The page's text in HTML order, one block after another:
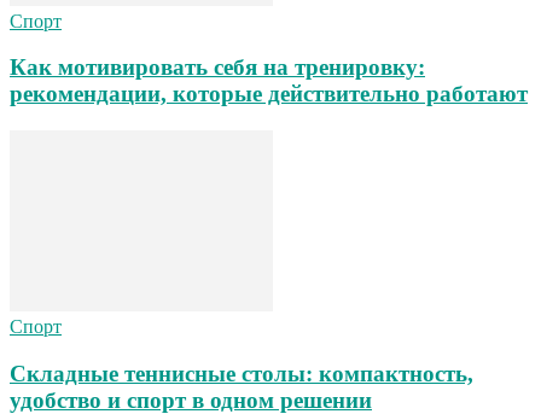
Спорт
Как мотивировать себя на тренировку:
рекомендации, которые действительно работают
Спорт
Складные теннисные столы: компактность,
удобство и спорт в одном решении